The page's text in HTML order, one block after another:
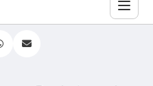
PARA BANHEIRO SOB